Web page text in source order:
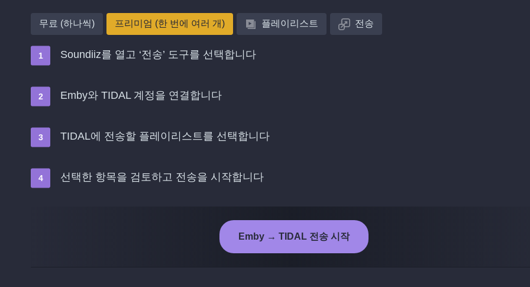
무료 (하나씩) 프리미엄 (한 번에 여러 개) 플레이리스트 전송
Soundiiz를 열고 ‘전송’ 도구를 선택합니다
Emby와 TIDAL 계정을 연결합니다
TIDAL에 전송할 플레이리스트를 선택합니다
선택한 항목을 검토하고 전송을 시작합니다
Emby → TIDAL 전송 시작